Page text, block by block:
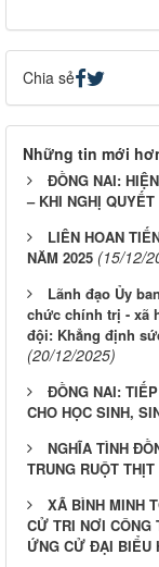
Chia sẻ
Những tin mới
ĐỒNG NAI:
– KHI NGHỊ
LIÊN HOAN
NĂM 2025 (15/12/
Lãnh đạo Ủy
chức chính trị - xã
đội: Khẳng định
(20/12/2025)
ĐỒNG NAI:
CHO HỌC SINH,
NGHĨA TÌNH
TRUNG RUỘT THỊT
XÃ BÌNH MINH
CỬ TRI NƠI
ỨNG CỬ ĐẠI BIỂU